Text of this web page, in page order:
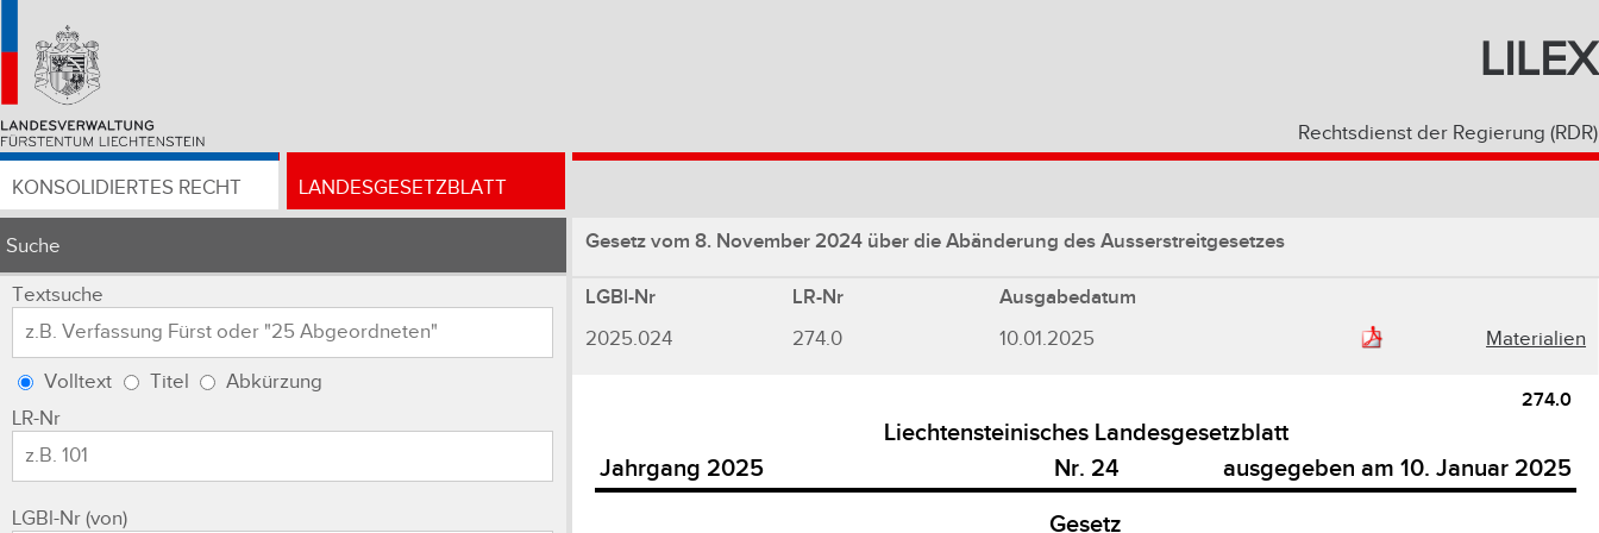
LILEX
Rechtsdienst der Regierung (RDR)
KONSOLIDIERTES RECHT LANDESGESETZBLATT
Suche
Textsuche
Volltext Titel
Abkürzung
LR-Nr
LGBl-Nr (von)
Gesetz vom 8. November 2024 über die Abänderung des Ausserstreitgesetzes
LGBl-Nr LR-Nr Ausgabedatum
2025.024 274.0 10.01.2025 Materialien